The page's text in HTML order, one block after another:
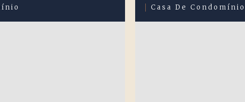
Casa De Condomínio